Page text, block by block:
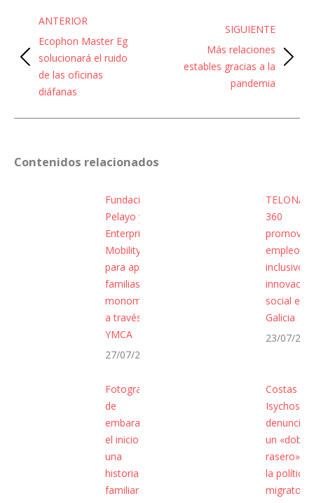
entre
entradas
ANTERIOR
Entrada
anterior:
Ecophon Master Eg
solucionará el ruido
de las oficinas
diáfanas
SIGUIENTE
Entrada
Más relaciones
estables gracias a la
pandemia
Contenidos relacionados
Fundación
Pelayo y
Enterprise
Mobility se unen
para apoyar a
familias
monomarentales
a través de
YMCA
27/07/2026
360
empleo
inclusivo e
innovación
social en
Galicia
23/07/
Fotografías
de
embarazo:
el inicio de
una
historia
familiar
Costas
Isychos
denuncia
un «doble
rasero» en
la política
migratoria